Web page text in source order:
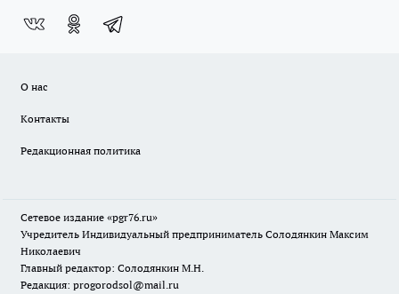
О нас
Контакты
Редакционная политика
Сетевое издание «pgr76.ru»
Учредитель Индивидуальный предприниматель Солодянкин Максим
Николаевич
Главный редактор: Солодянкин М.Н.
Редакция: progorodsol@mail.ru